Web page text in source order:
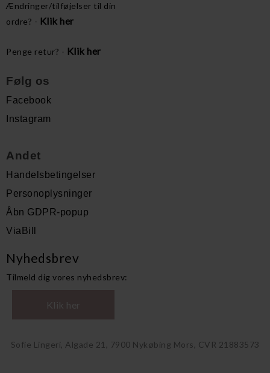
Ændringer/tilføjelser til din
ordre? - Klik her
Penge retur? - Klik her
Følg os
Facebook
Instagram
Andet
Handelsbetingelser
Personoplysninger
Åbn GDPR-popup
ViaBill
Nyhedsbrev
Tilmeld dig vores nyhedsbrev:
Klik her
Sofie Lingeri, Algade 21, 7900 Nykøbing Mors, CVR 21883573